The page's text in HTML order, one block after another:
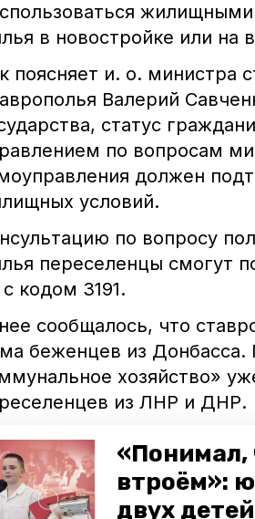
«Понимал,
втроём»:
двух
в новостройке или на
поясняет и. о. министра
Валерий
статус
по вопросам
должен
условий.
по вопросу
переселенцы смогут
кодом 3191.
сообщалось, что
беженцев из
хозяйство»
из ЛНР и ДНР.
край переселенцы
из донбасса